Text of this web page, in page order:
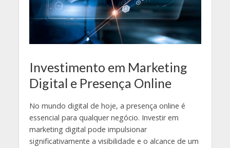
Investimento em Marketing
Digital e Presença Online
No mundo digital de hoje, a presença online é
essencial para qualquer negócio. Investir em
marketing digital pode impulsionar
significativamente a visibilidade e o alcance de um